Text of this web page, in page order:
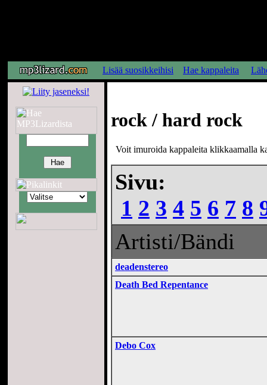
Lisää suosikkeihisi Hae kappaleita
rock / hard rock
Voit imuroida kappaleita klikkaamalla
Sivu:
1 2 3 4 5 6 7 8
Artisti/Bändi
deadenstereo
Death Bed Repentance
Debo Cox